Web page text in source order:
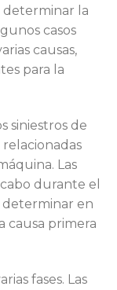
determinar la
casos
causas,
para la
siniestros de
Las
durante el
determinar en
causa primera
fases. Las